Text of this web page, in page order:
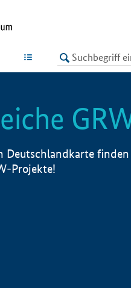
LISTE
Deutschlandkarte
Projekte!